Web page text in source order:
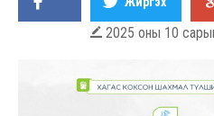
 2025 оны 10